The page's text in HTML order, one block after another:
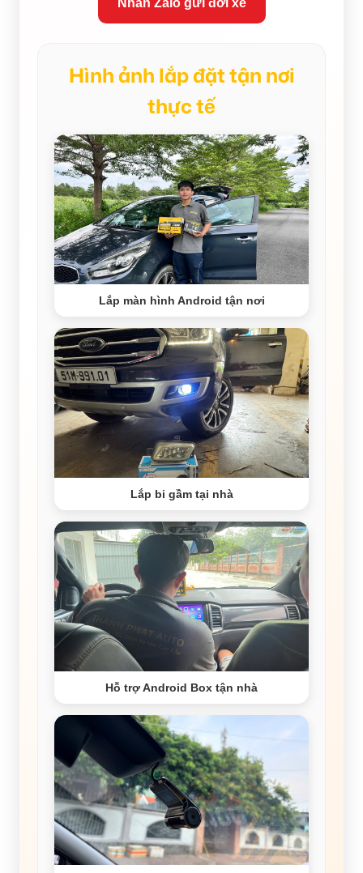
Nhắn Zalo gửi đời xe
Hình ảnh lắp đặt tận nơi
thực tế
Lắp màn hình Android tận nơi
Lắp bi gầm tại nhà
Hỗ trợ Android Box tận nhà